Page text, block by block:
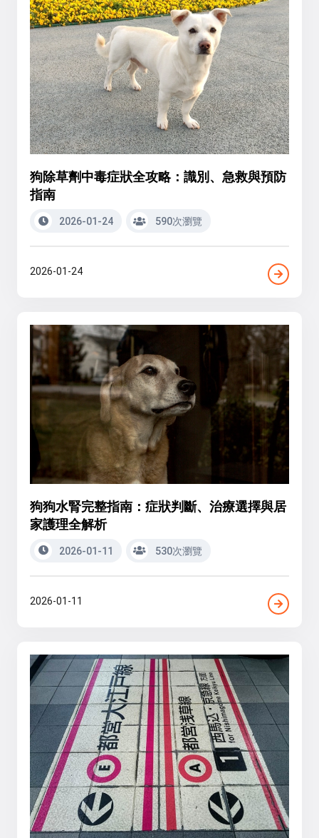
狗除草劑中毒症狀全攻略：識別、急救與預防
指南
2026-01-24 590次瀏覽
2026-01-24
狗狗水腎完整指南：症狀判斷、治療選擇與居
家護理全解析
2026-01-11 530次瀏覽
2026-01-11